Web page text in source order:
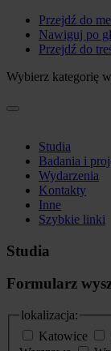
Przejdź do
Nawiguj po
Przejdź do
Wybierz kategorię
Studia
Badania i
Wydarzenia
Kontakty
Inne
Szybkie linki
Studia
Formularz
lokalizacja:
Katowice